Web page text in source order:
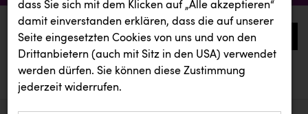
0
aktuelle aussendungen
aktuelle aussendungen
dass Sie sich mit dem Klicken auf „Alle akzeptieren“
damit ein­ver­standen erklären, dass die auf unserer
Seite eingesetzten Cookies von uns und von den
Drittanbietern (auch mit Sitz in den USA) verwendet
werden dürfen. Sie können diese Zustimmung
jederzeit widerrufen.